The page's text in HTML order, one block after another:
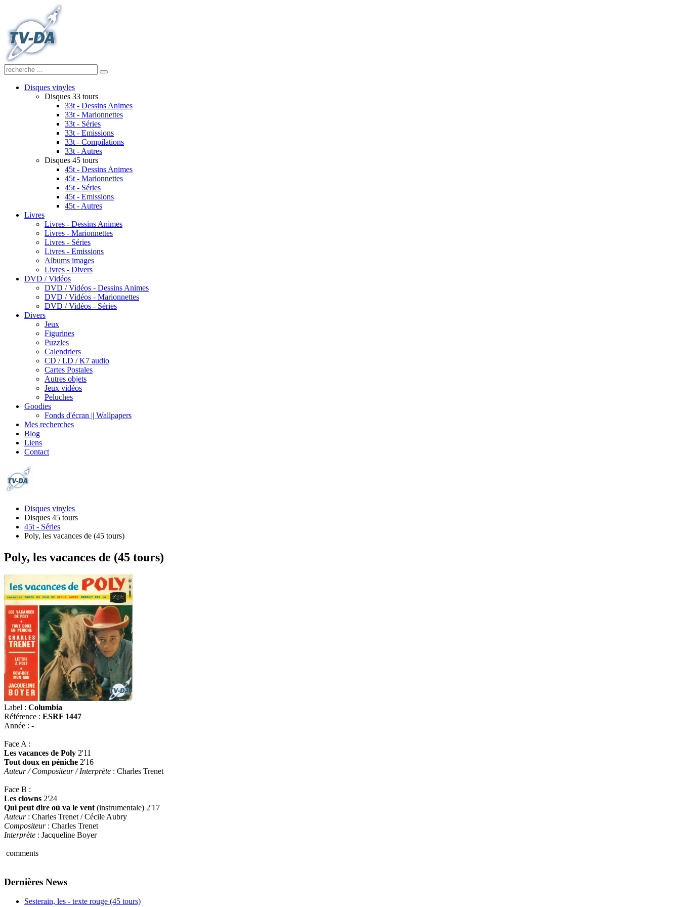
Disques vinyles
Disques 33 tours
33t - Dessins Animes
33t - Marionnettes
33t - Séries
33t - Emissions
33t - Compilations
33t - Autres
Disques 45 tours
45t - Dessins Animes
45t - Marionnettes
45t - Séries
45t - Emissions
45t - Autres
Livres
Livres - Dessins Animes
Livres - Marionnettes
Livres - Séries
Livres - Emissions
Albums images
Livres - Divers
DVD / Vidéos
DVD / Vidéos - Dessins Animes
DVD / Vidéos - Marionnettes
DVD / Vidéos - Séries
Divers
Jeux
Figurines
Puzzles
Calendriers
CD / LD / K7 audio
Cartes Postales
Autres objets
Jeux vidéos
Peluches
Goodies
Fonds d'écran || Wallpapers
Mes recherches
Blog
Liens
Contact
Disques vinyles
Disques 45 tours
45t - Séries
Poly, les vacances de (45 tours)
Poly, les vacances de (45 tours)
Label : Columbia
Référence : ESRF 1447
Année : -
Face A :
Les vacances de Poly 2'11
Tout doux en péniche 2'16
Auteur / Compositeur / Interprète : Charles Trenet
Face B :
Les clowns 2'24
Qui peut dire où va le vent (instrumentale) 2'17
Auteur: Charles Trenet / Cécile Aubry
Compositeur: Charles Trenet
Interprète : Jacqueline Boyer
comments
Dernières News
Sesterain, les - texte rouge (45 tours)